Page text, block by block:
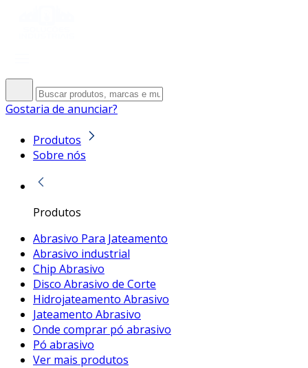
Gostaria de anunciar?
Produtos
Sobre nós
Produtos
Abrasivo Para Jateamento
Abrasivo industrial
Chip Abrasivo
Disco Abrasivo de Corte
Hidrojateamento Abrasivo
Jateamento Abrasivo
Onde comprar pó abrasivo
Pó abrasivo
Ver mais produtos